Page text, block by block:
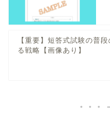
【重要】短答式試験の普
る戦略【画像あり】